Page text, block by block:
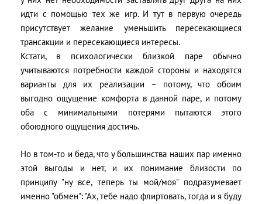
идти с помощью тех же игр. И тут в первую очередь
присутствует желание уменьшить пересекающиеся
трансакции и пересекающиеся интересы.
Кстати, в психологически близкой паре обычно
учитываются потребности каждой стороны и находятся
варианты для их реализации – потому, что обоим
выгодно ощущение комфорта в данной паре, и потому
оба с минимальными потерями пытаются этого
обоюдного ощущения достичь.
Но в том-то и беда, что у большинства наших пар именно
этой выгоды и нет, и их понимание близости по
принципу "ну все, теперь ты мой/моя" подразумевает
именно "обмен": "Ах, тебе надо флиртовать, тогда и я буду